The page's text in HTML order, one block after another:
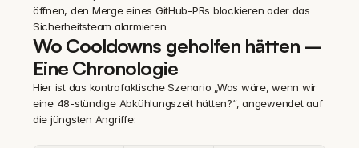
öffnen, den Merge eines GitHub-PRs blockieren oder das
Sicherheitsteam alarmieren.
Wo Cooldowns geholfen hätten –
Eine Chronologie
Hier ist das kontrafaktische Szenario „Was wäre, wenn wir
eine 48-stündige Abkühlungszeit hätten?“, angewendet auf
die jüngsten Angriffe: